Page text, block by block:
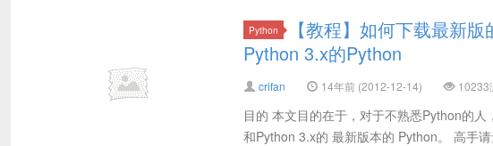
Python
【教程】如何下载最新
Python 3.x的Python
crifan 14年前 (2012-12-14) 10233
目的 本文目的在于，对于不熟悉Python的
和Python 3.x的 最新版本的 Python。 高手